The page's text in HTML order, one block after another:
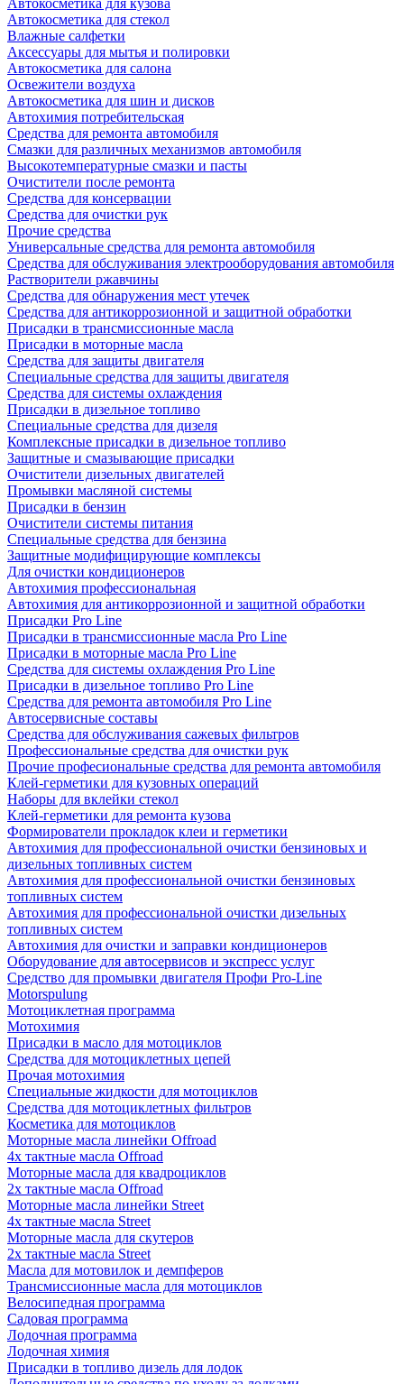
Автокосметика для кузова
Автокосметика для стекол
Влажные салфетки
Аксессуары для мытья и полировки
Автокосметика для салона
Освежители воздуха
Автокосметика для шин и дисков
Автохимия потребительская
Средства для ремонта автомобиля
Смазки для различных механизмов автомобиля
Высокотемпературные смазки и пасты
Очистители после ремонта
Средства для консервации
Средства для очистки рук
Прочие средства
Универсальные средства для ремонта автомобиля
Средства для обслуживания электрооборудования автомобиля
Растворители ржавчины
Средства для обнаружения мест утечек
Средства для антикоррозионной и защитной обработки
Присадки в трансмиссионные масла
Присадки в моторные масла
Средства для защиты двигателя
Специальныe средства для защиты двигателя
Средства для системы охлаждения
Присадки в дизельное топливо
Спeциальные средства для дизеля
Комплексные присадки в дизельное топливо
Защитные и смазывающие присадки
Очистители дизельных двигателей
Промывки масляной системы
Присадки в бензин
Очистители системы питания
Специальные срeдства для бензина
Защитные модифицирующие комплексы
Для очистки кондиционеров
Автохимия профессиональная
Автохимия для антикоррозионной и защитной обработки
Присадки Pro Line
Присадки в трансмиссионные масла Pro Line
Присадки в моторные масла Pro Line
Средства для системы охлаждения Pro Line
Присадки в дизельное топливо Pro Line
Средства для ремонта автомобиля Pro Line
Автосервисные составы
Средства для обслуживания сажевых фильтров
Профессиональные средства для очистки рук
Прочие професиональные средства для ремонта автомобиля
Клей-герметики для кузовных операций
Наборы для вклейки стекол
Клей-герметики для ремонта кузова
Формирователи прокладок клеи и герметики
Автохимия для профессиональной очистки бензиновых и
дизельных топливных систем
Автохимия для профессиональной очистки бензиновых
топливных систем
Автохимия для профессиональной очистки дизельных
топливных систем
Автохимия для очистки и заправки кондиционеров
Оборудование для автосервисов и экспресс услуг
Средство для промывки двигателя Профи Pro-Line
Motorspulung
Мотоциклетная программа
Мотохимия
Присадки в масло для мотоциклов
Средства для мотоциклетных цепей
Прочая мотохимия
Специальные жидкости для мотоциклов
Средства для мотоциклетных фильтров
Косметика для мотоциклов
Моторные масла линейки Offroad
4х тактные масла Offroad
Моторные масла для квадроциклов
2х тактные масла Offroad
Моторные масла линейки Street
4х тактные масла Street
Моторные масла для скутеров
2х тактные масла Street
Масла для мотовилок и демпферов
Трансмиссионные масла для мотоциклов
Велосипедная программа
Садовая программа
Лодочная программа
Лодочная химия
Присадки в топливо дизель для лодок